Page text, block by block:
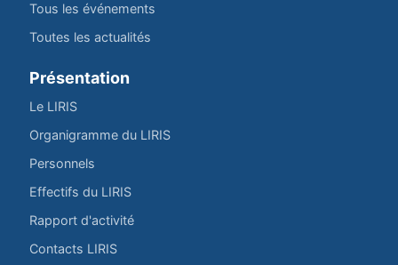
Tous les événements
Toutes les actualités
Présentation
Le LIRIS
Organigramme du LIRIS
Personnels
Effectifs du LIRIS
Rapport d'activité
Contacts LIRIS